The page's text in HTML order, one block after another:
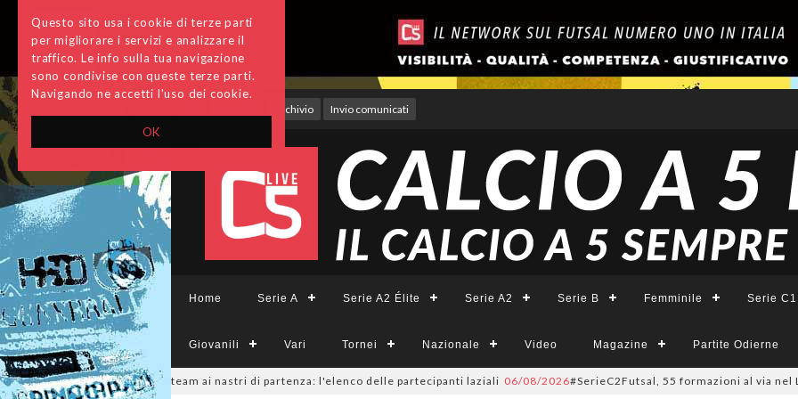
OK
Questo sito usa i cookie di terze parti
per migliorare i servizi e analizzare il
traffico. Le info sulla tua navigazione
sono condivise con queste terze parti.
Navigando ne accetti l'uso dei cookie.
Archivio Invio comunicati
Home Serie A Serie A2 Élite Serie A2 Serie B Femminile Serie C1
Giovanili Vari Tornei Nazionale Video Magazine Partite Odierne
sono 14 i team ai nastri di partenza: l'elenco delle partecipanti laziali 06/08/2026#SerieC2Futsal, 55 formazioni al via nel